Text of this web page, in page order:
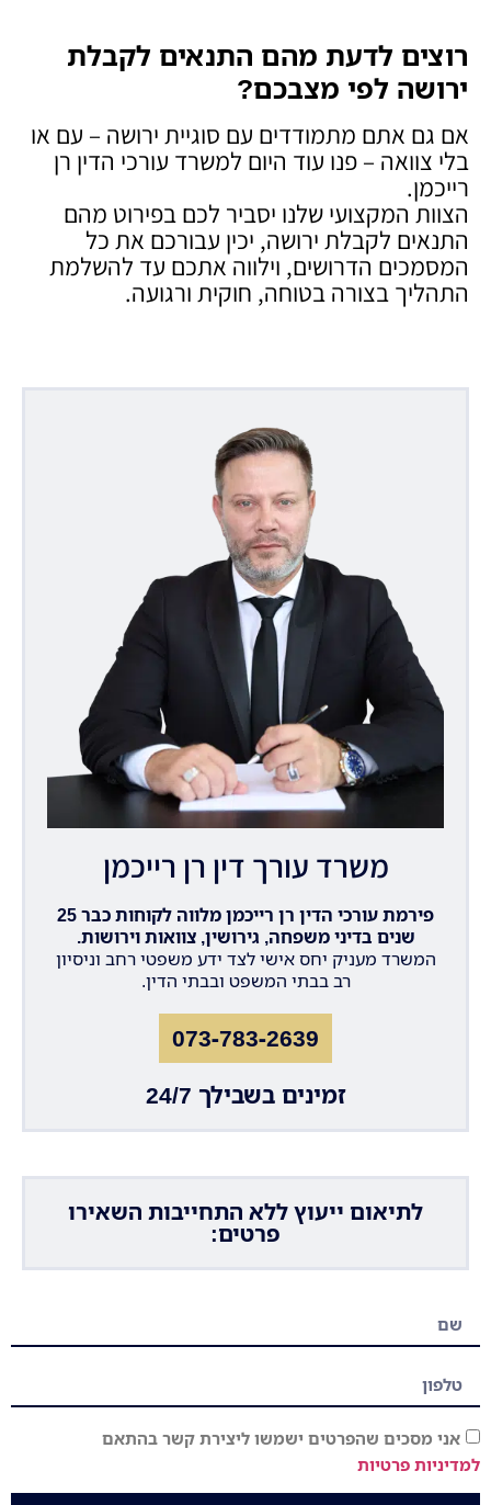
רוצים לדעת מהם התנאים לקבלת
ירושה לפי מצבכם?
אם גם אתם מתמודדים עם סוגיית ירושה – עם או
בלי צוואה – פנו עוד היום למשרד עורכי הדין רן
רייכמן.
הצוות המקצועי שלנו יסביר לכם בפירוט מהם
התנאים לקבלת ירושה, יכין עבורכם את כל
המסמכים הדרושים, וילווה אתכם עד להשלמת
התהליך בצורה בטוחה, חוקית ורגועה.
משרד עורך דין רן רייכמן
פירמת עורכי הדין רן רייכמן מלווה לקוחות כבר 25
שנים בדיני משפחה, גירושין, צוואות וירושות.
המשרד מעניק יחס אישי לצד ידע משפטי רחב וניסיון
רב בבתי המשפט ובבתי הדין.
073-783-2639
זמינים בשבילך 24/7
לתיאום ייעוץ ללא התחייבות השאירו
פרטים:
אני מסכים שהפרטים ישמשו ליצירת קשר בהתאם
למדיניות פרטיות